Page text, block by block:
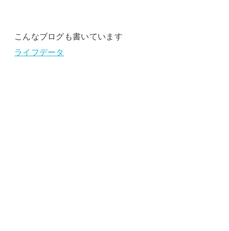
こんなブログも書いています
ライフデータ